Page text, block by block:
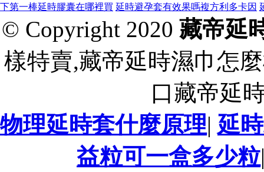
下第一棒延時膠囊在哪裡買 延時避孕套有效果嗎複方利多卡因
© Copyright 2020 藏帝延
樣特賣,藏帝延時濕巾怎
口藏帝延
物理延時套什麼原理| 延
益粒可一盒多少粒